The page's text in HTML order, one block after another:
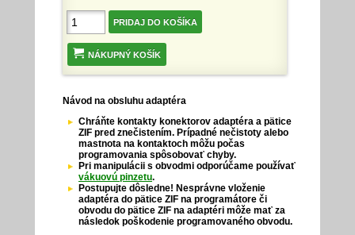
NÁKUPNÝ KOŠÍK
Návod na obsluhu adaptéra
Chráňte kontakty konektorov adaptéra a pätice
ZIF pred znečistením. Prípadné nečistoty alebo
mastnota na kontaktoch môžu počas
programovania spôsobovať chyby.
Pri manipulácii s obvodmi odporúčame používať
vákuovú pinzetu.
Postupujte dôsledne! Nesprávne vloženie
adaptéra do pätice ZIF na programátore či
obvodu do pätice ZIF na adaptéri môže mať za
následok poškodenie programovaného obvodu.